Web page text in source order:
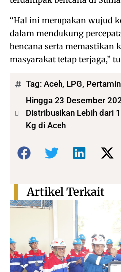
“Hal ini merupakan wujud
dalam mendukung
bencana serta memastikan
masyarakat tetap terjaga,”
Tag: Aceh, LPG,
Hingga 23 Desember
Distribusikan Lebih dari
Kg di Aceh
Bagikan:
Artikel Terkait